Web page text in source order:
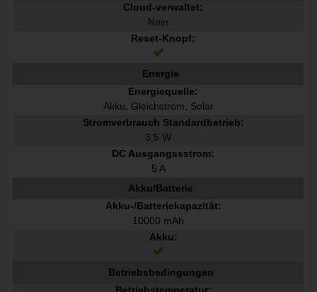
Cloud-verwaltet:
Nein
Reset-Knopf:
Energie
Energiequelle:
Akku, Gleichstrom, Solar
Stromverbrauch Standardbetrieb:
3,5 W
DC Ausgangssstrom:
5 A
Akku/Batterie
Akku-/Batteriekapazität:
10000 mAh
Akku:
Betriebsbedingungen
Betriebstemperatur: